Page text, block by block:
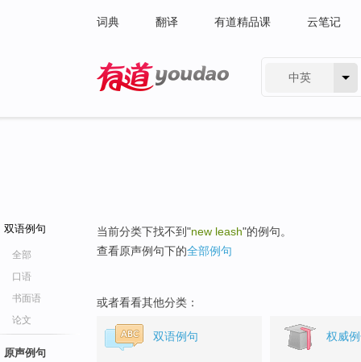
词典 翻译 有道精品课 云笔记
中英
双语例句
全部
口语
书面语
论文
原声例句
当前分类下找不到"new leash"的例句。
查看原声例句下的全部例句
或者看看其他分类：
双语例句 权威